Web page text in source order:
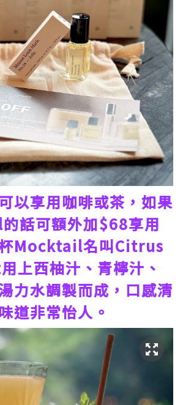
以享用咖啡或茶，如果
話可額外加$68享用
Mocktail名叫Citrus
上西柚汁、青檸汁、
力水調製而成，口感清
道非常怡人。